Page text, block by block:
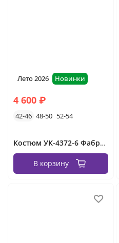
Лето 2026 Новинки
4 600 ₽
42-46 48-50 52-54
Костюм УК-4372-6 Фабрика Моды
В корзину